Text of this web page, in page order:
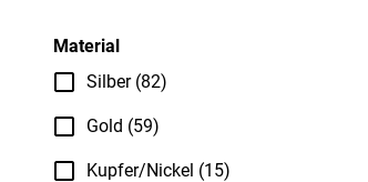
Material
Silber (82)
Gold (59)
Kupfer/Nickel (15)